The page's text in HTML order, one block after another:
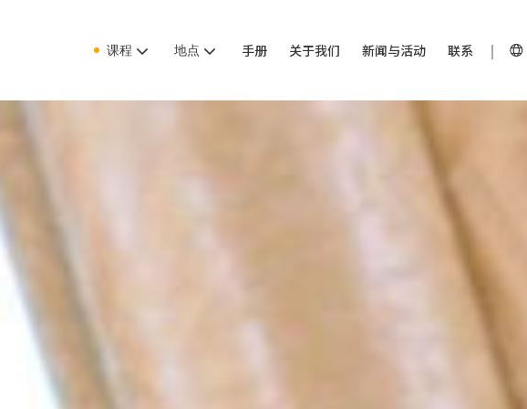
课程 地点 手册 关于我们 新闻与活动 联系